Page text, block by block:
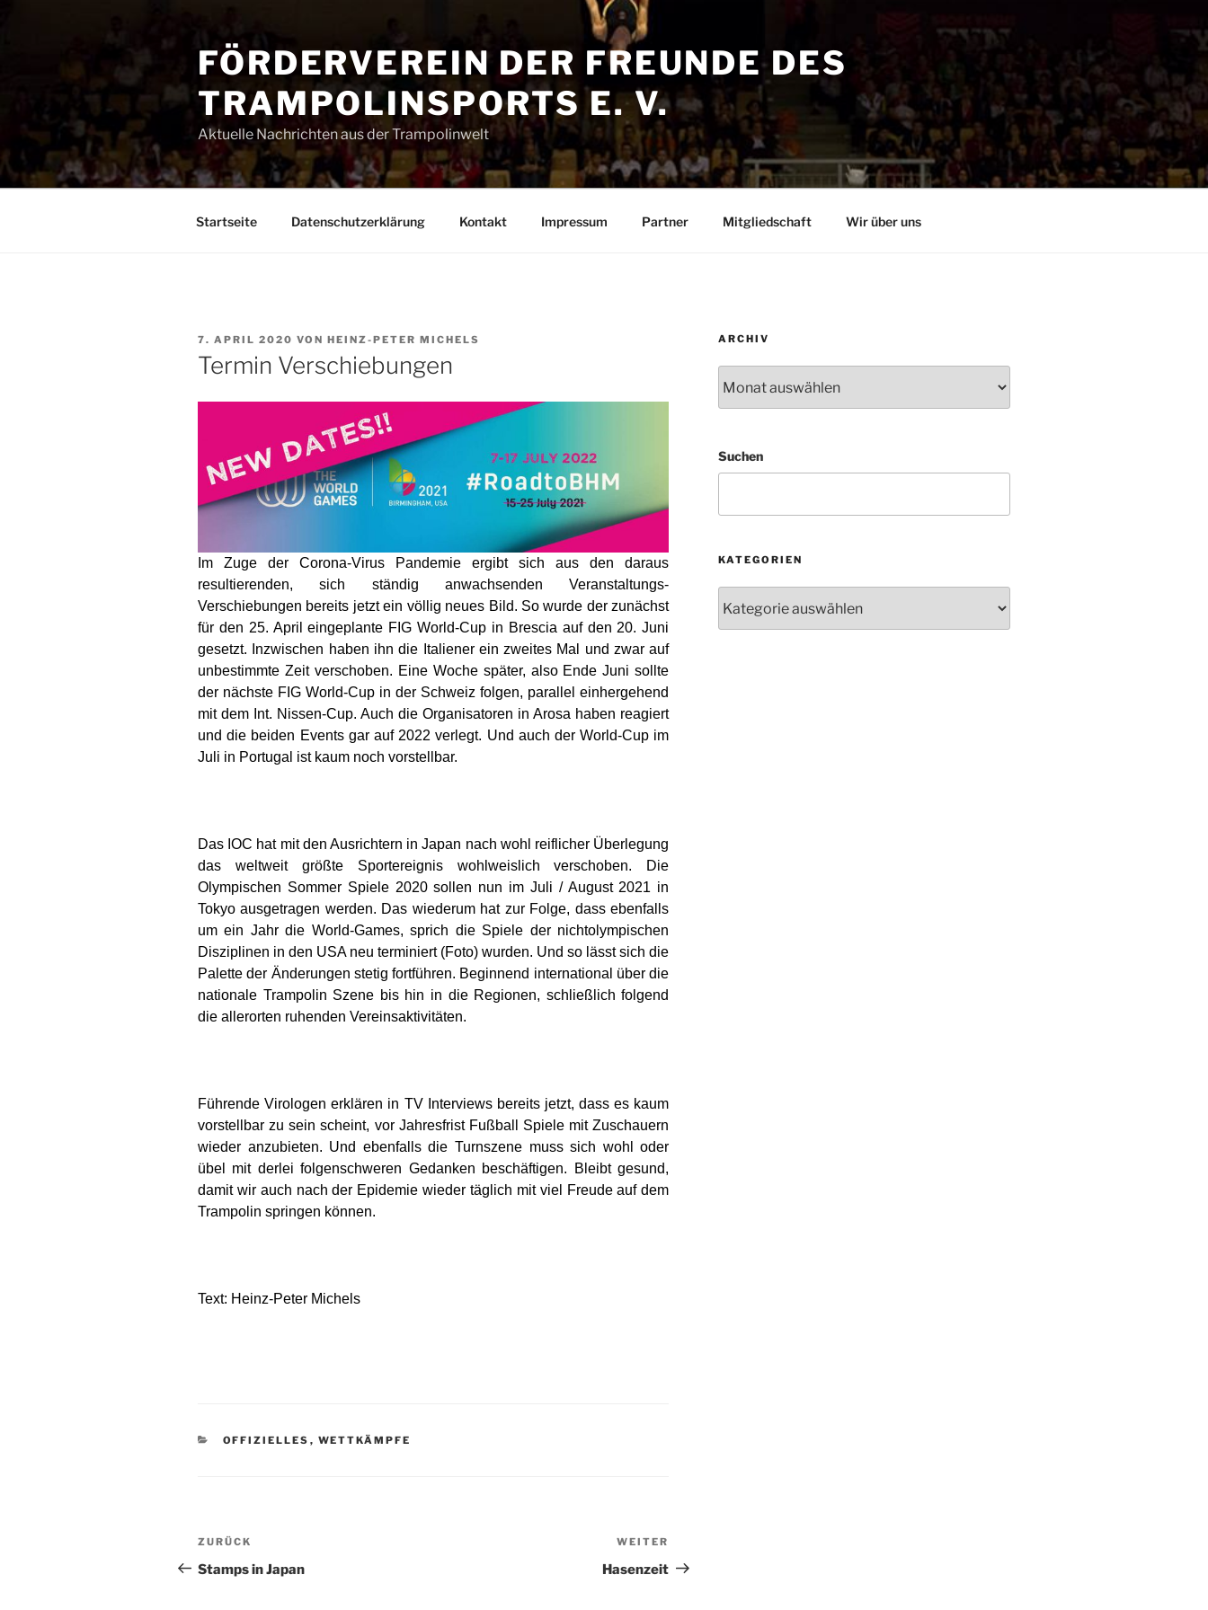
FÖRDERVEREIN DER FREUNDE DES
TRAMPOLINSPORTS E. V.
Aktuelle Nachrichten aus der Trampolinwelt
Startseite Datenschutzerklärung Kontakt Impressum Partner Mitgliedschaft Wir über uns
VERÖFFENTLICHT
AM
7. APRIL 2020 VON HEINZ-PETER MICHELS
Termin Verschiebungen
Im Zuge der Corona-Virus Pandemie ergibt sich aus den daraus
resultierenden, sich ständig anwachsenden Veranstaltungs-
Verschiebungen bereits jetzt ein völlig neues Bild. So wurde der zunächst
für den 25. April eingeplante FIG World-Cup in Brescia auf den 20. Juni
gesetzt. Inzwischen haben ihn die Italiener ein zweites Mal und zwar auf
unbestimmte Zeit verschoben. Eine Woche später, also Ende Juni sollte
der nächste FIG World-Cup in der Schweiz folgen, parallel einhergehend
mit dem Int. Nissen-Cup. Auch die Organisatoren in Arosa haben reagiert
und die beiden Events gar auf 2022 verlegt. Und auch der World-Cup im
Juli in Portugal ist kaum noch vorstellbar.
Das IOC hat mit den Ausrichtern in Japan nach wohl reiflicher Überlegung
das weltweit größte Sportereignis wohlweislich verschoben. Die
Olympischen Sommer Spiele 2020 sollen nun im Juli / August 2021 in
Tokyo ausgetragen werden. Das wiederum hat zur Folge, dass ebenfalls
um ein Jahr die World-Games, sprich die Spiele der nichtolympischen
Disziplinen in den USA neu terminiert (Foto) wurden. Und so lässt sich die
Palette der Änderungen stetig fortführen. Beginnend international über die
nationale Trampolin Szene bis hin in die Regionen, schließlich folgend
die allerorten ruhenden Vereinsaktivitäten.
Führende Virologen erklären in TV Interviews bereits jetzt, dass es kaum
vorstellbar zu sein scheint, vor Jahresfrist Fußball Spiele mit Zuschauern
wieder anzubieten. Und ebenfalls die Turnszene muss sich wohl oder
übel mit derlei folgenschweren Gedanken beschäftigen. Bleibt gesund,
damit wir auch nach der Epidemie wieder täglich mit viel Freude auf dem
Trampolin springen können.
Text: Heinz-Peter Michels
KATEGORIEN
OFFIZIELLES , WETTKÄMPFE
Beitragsnavigation
Vorheriger
Beitrag
ZURÜCK
Stamps in Japan
Beitrag
WEITER
Hasenzeit
ARCHIV
Suchen
KATEGORIEN